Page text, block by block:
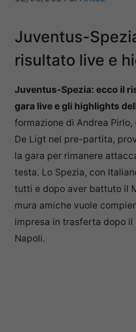
Juventus-
risultato live e
Juventus-Spezia: ecco il
gara live e gli highlights
formazione di Andrea Pirlo,
De Ligt nel pre-partita,
la gara per rimanere
testa. Lo Spezia, con
tutti e dopo aver battuto il
mura amiche vuole
impresa in trasferta dopo il
Napoli.